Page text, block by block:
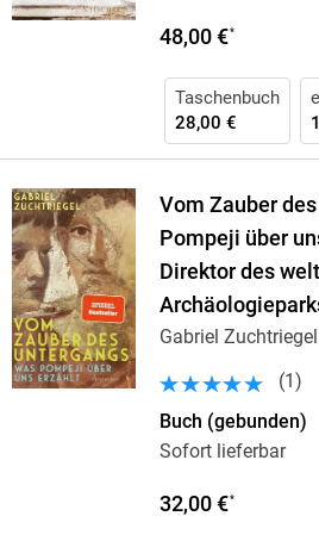
48,00 €*
Taschenbuch
28,00 €
Vom Zauber
Pompeji über
Direktor des
Gabriel Zuchtriegel
(1 )
Buch (gebunden)
Sofort lieferbar
32,00 €*